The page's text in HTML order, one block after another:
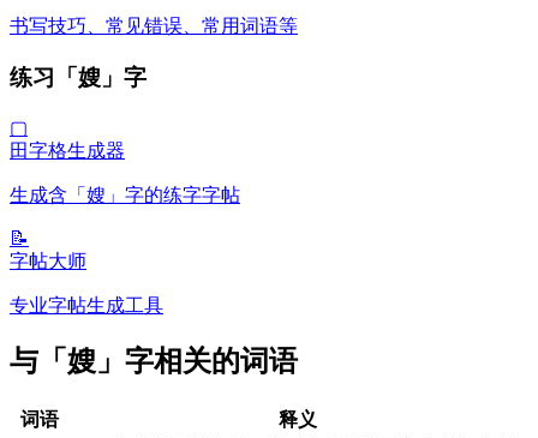
书写技巧、常见错误、常用词语等
练习「嫂」字
▢
田字格生成器
生成含「嫂」字的练字字帖
📝
字帖大师
专业字帖生成工具
与「嫂」字相关的词语
词语 释义